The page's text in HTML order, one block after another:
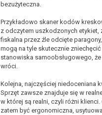
bezużyteczna.
Przykładowo skaner kodów
z odczytem uszkodzonych etykiet,
fiskalna przez źle odcięte
mogą na tyle skutecznie
stanowiska samoobsługowego,
wróci.
Kolejna, najczęściej niedoceniana
Sprzęt zawsze znajduje się w
w której są realni, czyli różni
zatem być ergonomiczna,